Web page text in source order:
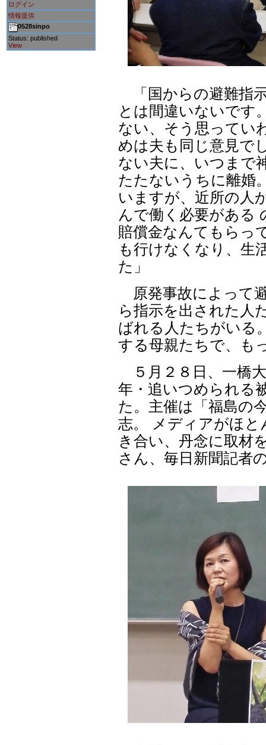
ログイン
情報提供
0528sinpo
Status: published
View
「国からの避難指
とは間違いないです
ない、そう思ってい
めは夫も同じ意見で
ない夫に、いつまで
たたないうちに離婚
いますが、近所の人
んで働く必要がある
賠償金なんてもらっ
も行けなくなり、生
た」
原発事故によって
ら指示を出された人
ばれる人たちがいる
する母親たちで、も
５月２８日、一橋
年・追いつめられる
た。主催は「福島の
志。 メディアがほ
き合い、丹念に取材
さん、毎日新聞記者